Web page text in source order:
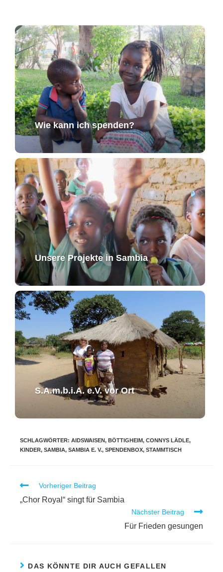
Wie kann ich spenden?
Unsere Projekte in Sambia
S.A.m.b.i.A. e.V. ​vor Ort​​
SCHLAGWÖRTER: AIDSWAISEN, BÖTTIGHEIM, CONNYS LÄDLE,
KINDER, SAMBIA, SAMBIA E. V., SPENDENBOX, STAMMTISCH
Vorheriger Beitrag
„Chor Royal“ singt für Sambia
Nächster Beitrag
Für Frieden gesungen
DAS KÖNNTE DIR AUCH GEFALLEN